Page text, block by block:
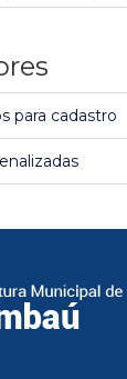
para cadastro